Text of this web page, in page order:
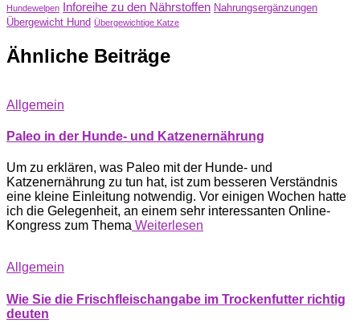
Hundewelpen
Inforeihe zu den Nährstoffen Nahrungsergänzungen
Übergewicht Hund Übergewichtige Katze
Ähnliche Beiträge
Allgemein
Paleo in der Hunde- und Katzenernährung
Um zu erklären, was Paleo mit der Hunde- und
Katzenernährung zu tun hat, ist zum besseren Verständnis
eine kleine Einleitung notwendig. Vor einigen Wochen hatte
ich die Gelegenheit, an einem sehr interessanten Online-
Kongress zum Thema Weiterlesen
Allgemein
Wie Sie die Frischfleischangabe im Trockenfutter richtig
deuten